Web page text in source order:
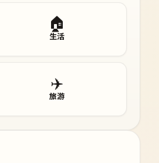
🏠
生活
✈️
旅游